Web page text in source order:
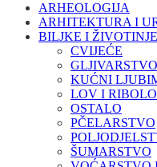
ARHEOLOGIJA
ARHITEKTURA I
BILJKE I ŽIVOTINJE
CVIJEĆE
GLJIVARSTVO
KUĆNI
LOV I
OSTALO
PČELARSTVO
ŠUMARSTVO